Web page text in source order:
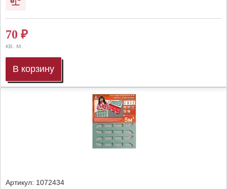
70 ₽
кв. м.
В корзину
Артикул: 1072434